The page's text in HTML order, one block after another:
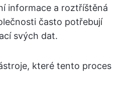
informace a roztříštěná
často potřebují
svých dat.
které tento proces